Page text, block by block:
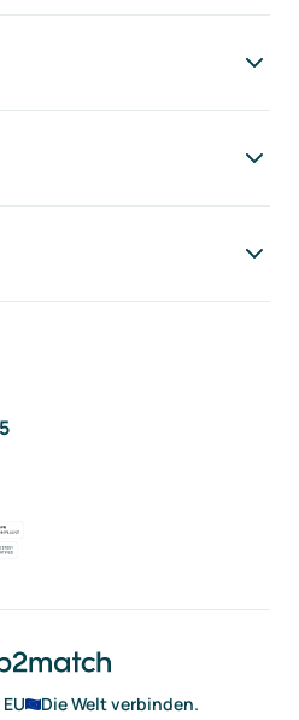
Die Welt verbinden.